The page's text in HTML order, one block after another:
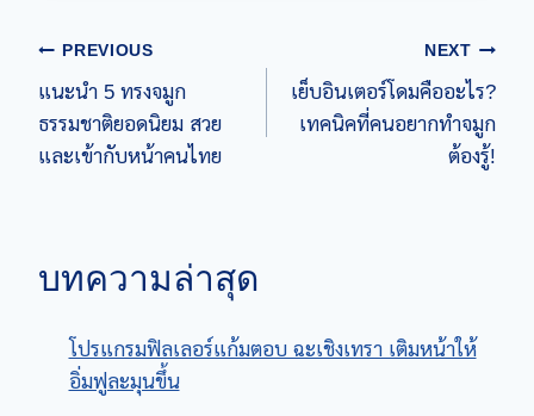
Post
navigation
PREVIOUS
แนะนำ 5 ทรงจมูก
ธรรมชาติยอดนิยม สวย
และเข้ากับหน้าคนไทย
NEXT
เย็บอินเตอร์โดมคืออะไร?
เทคนิคที่คนอยากทำจมูก
ต้องรู้!
บทความล่าสุด
โปรแกรมฟิลเลอร์แก้มตอบ ฉะเชิงเทรา เติมหน้าให้
อิ่มฟูละมุนขึ้น